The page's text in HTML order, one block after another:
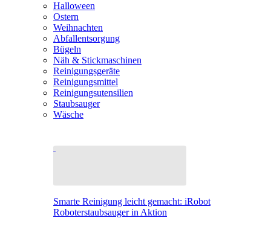
Halloween
Ostern
Weihnachten
Abfallentsorgung
Bügeln
Näh & Stickmaschinen
Reinigungsgeräte
Reinigungsmittel
Reinigungsutensilien
Staubsauger
Wäsche
Smarte Reinigung leicht gemacht: iRobot
Roboterstaubsauger in Aktion